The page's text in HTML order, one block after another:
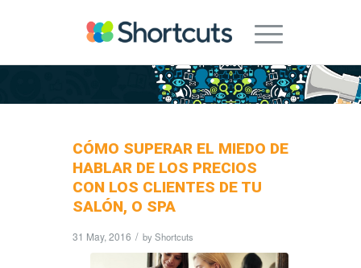
CÓMO SUPERAR EL MIEDO DE
HABLAR DE LOS PRECIOS
CON LOS CLIENTES DE TU
SALÓN, O SPA
31 May, 2016 / byShortcuts